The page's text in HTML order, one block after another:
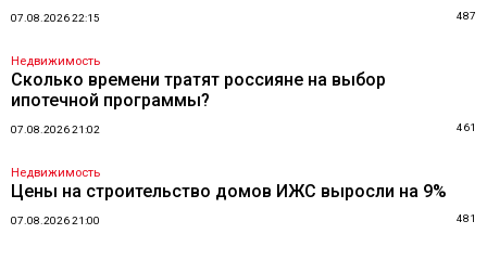
07.08.2026 22:15 487
Недвижимость
Сколько времени тратят россияне на выбор
ипотечной программы?
07.08.2026 21:02 461
Недвижимость
Цены на строительство домов ИЖС выросли на 9%
07.08.2026 21:00 481